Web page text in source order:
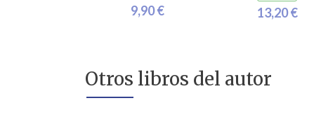
9,90 € 13,20 €
Otros libros del autor